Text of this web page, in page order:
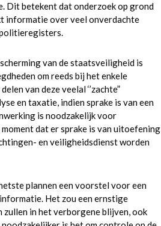
Dit betekent dat onderzoek op grond
informatie over veel onverdachte
van de staatsveiligheid is
om reeds bij het enkele
van deze veelal ‘’zachte”
en taxatie, indien sprake is van een
is noodzakelijk voor
dat er sprake is van uitoefening
en veiligheidsdienst worden
plannen een voorstel voor een
Het zou een ernstige
in het verborgene blijven, ook